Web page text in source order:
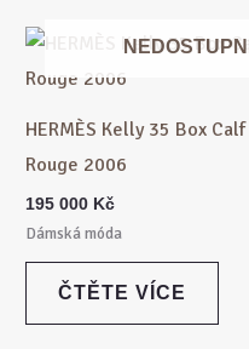
HERMÈS Kelly 35 Box
Rouge 2006
195 000 Kč
Dámská móda
ČTĚTE VÍCE